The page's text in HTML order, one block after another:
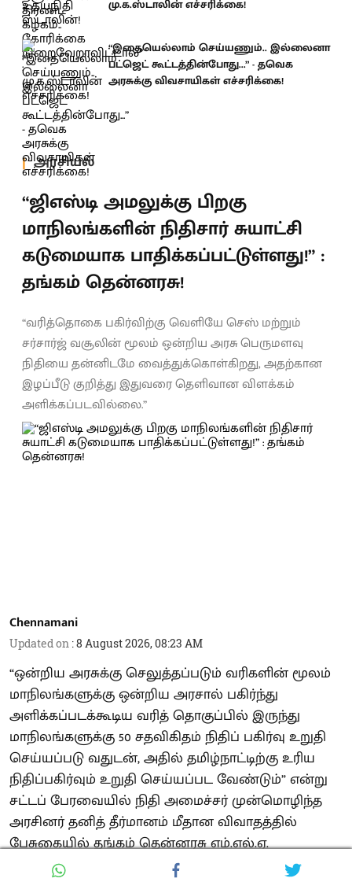
மு.க.ஸ்டாலின் எச்சரிக்கை!
“இதையெல்லாம் செய்யணும்.. இல்லைனா
பட்ஜெட் கூட்டத்தின்போது...” - தவெக
அரசுக்கு விவசாயிகள் எச்சரிக்கை!
அரசியல்
“ஜிஎஸ்டி அமலுக்கு பிறகு
மாநிலங்களின் நிதிசார் சுயாட்சி
கடுமையாக பாதிக்கப்பட்டுள்ளது!” :
தங்கம் தென்னரசு!
“வரித்தொகை பகிர்விற்கு வெளியே செஸ் மற்றும்
சர்சார்ஜ் வசூலின் மூலம் ஒன்றிய அரசு பெருமளவு
நிதியை தன்னிடமே வைத்துக்கொள்கிறது, அதற்கான
இழப்பீடு குறித்து இதுவரை தெளிவான விளக்கம்
அளிக்கப்படவில்லை.”
Chennamani
Updated on :8 August 2026, 08:23 AM
“ஒன்றிய அரசுக்கு செலுத்தப்படும் வரிகளின் மூலம்
மாநிலங்களுக்கு ஒன்றிய அரசால் பகிர்ந்து
அளிக்கப்படக்கூடிய வரித் தொகுப்பில் இருந்து
மாநிலங்களுக்கு 50 சதவிகிதம் நிதிப் பகிர்வு உறுதி
செய்யப்படு வதுடன், அதில் தமிழ்நாட்டிற்கு உரிய
நிதிப்பகிர்வும் உறுதி செய்யப்பட வேண்டும்” என்று
சட்டப் பேரவையில் நிதி அமைச்சர் முன்மொழிந்த
அரசினர் தனித் தீர்மானம் மீதான விவாதத்தில்
பேசுகையில் தங்கம் தென்னரசு எம்.எல்.ஏ.
குறிப்பிட்டார்.